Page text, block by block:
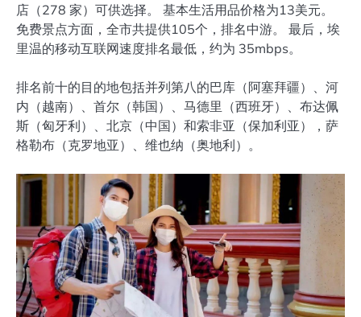
店（278 家）可供选择。 基本生活用品价格为13美元。
免费景点方面，全市共提供105个，排名中游。 最后，埃
里温的移动互联网速度排名最低，约为 35mbps。
排名前十的目的地包括并列第八的巴库（阿塞拜疆）、河
内（越南）、首尔（韩国）、马德里（西班牙）、布达佩
斯（匈牙利）、北京（中国）和索非亚（保加利亚），萨
格勒布（克罗地亚）、维也纳（奥地利）。